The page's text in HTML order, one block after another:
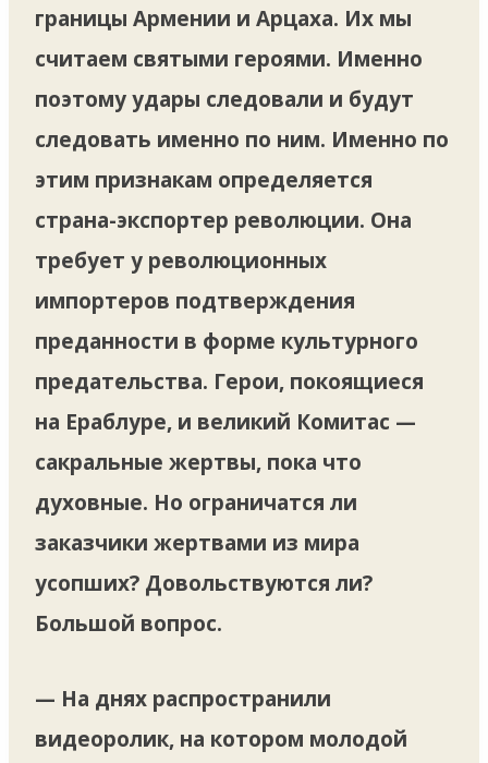
границы Армении и Арцаха. Их мы
считаем святыми героями. Именно
поэтому удары следовали и будут
следовать именно по ним. Именно по
этим признакам определяется
страна-экспортер революции. Она
требует у революционных
импортеров подтверждения
преданности в форме культурного
предательства. Герои, покоящиеся
на Ераблуре, и великий Комитас —
сакральные жертвы, пока что
духовные. Но ограничатся ли
заказчики жертвами из мира
усопших? Довольствуются ли?
Большой вопрос.
— На днях распространили
видеоролик, на котором молодой